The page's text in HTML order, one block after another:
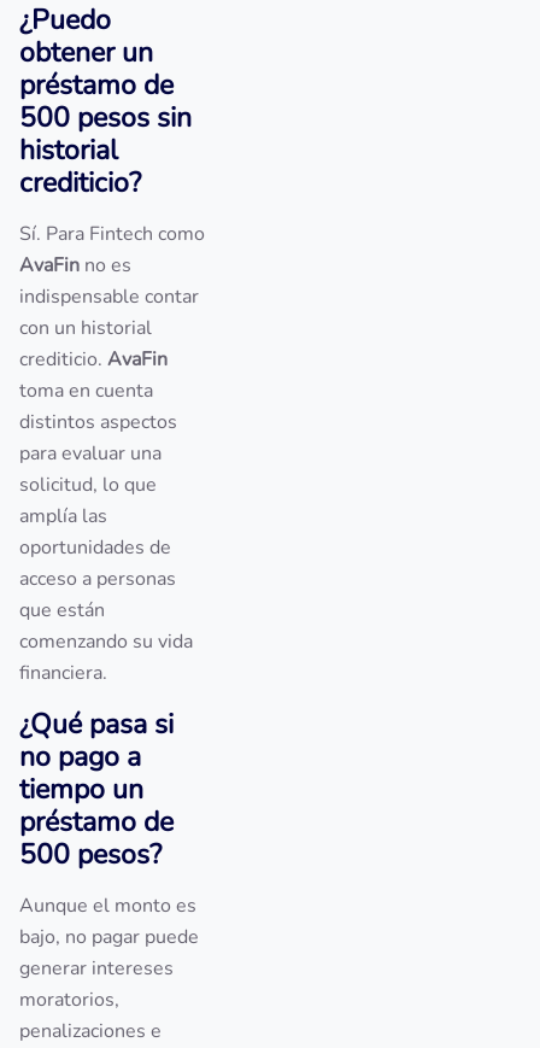
¿Puedo
obtener un
préstamo de
500 pesos sin
historial
crediticio?
Sí. Para Fintech como
AvaFin no es
indispensable contar
con un historial
crediticio. AvaFin
toma en cuenta
distintos aspectos
para evaluar una
solicitud, lo que
amplía las
oportunidades de
acceso a personas
que están
comenzando su vida
financiera.
¿Qué pasa si
no pago a
tiempo un
préstamo de
500 pesos?
Aunque el monto es
bajo, no pagar puede
generar intereses
moratorios,
penalizaciones e